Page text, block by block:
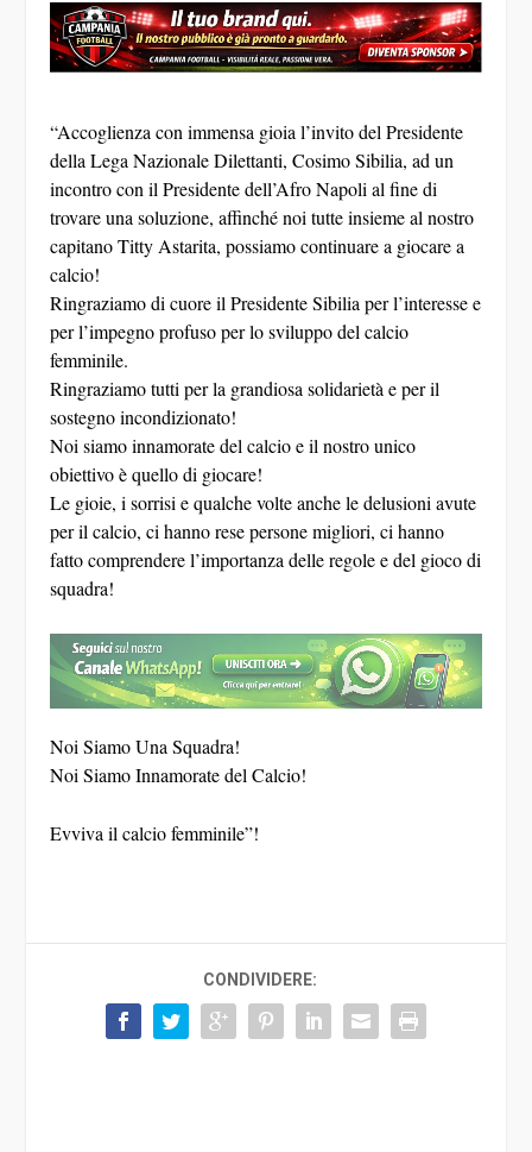
“Accoglienza con immensa gioia l’invito del Presidente
della Lega Nazionale Dilettanti, Cosimo Sibilia, ad un
incontro con il Presidente dell’Afro Napoli al fine di
trovare una soluzione, affinché noi tutte insieme al nostro
capitano Titty Astarita, possiamo continuare a giocare a
calcio!
Ringraziamo di cuore il Presidente Sibilia per l’interesse e
per l’impegno profuso per lo sviluppo del calcio
femminile.
Ringraziamo tutti per la grandiosa solidarietà e per il
sostegno incondizionato!
Noi siamo innamorate del calcio e il nostro unico
obiettivo è quello di giocare!
Le gioie, i sorrisi e qualche volte anche le delusioni avute
per il calcio, ci hanno rese persone migliori, ci hanno
fatto comprendere l’importanza delle regole e del gioco di
squadra!
Noi Siamo Una Squadra!
Noi Siamo Innamorate del Calcio!
Evviva il calcio femminile”!
CONDIVIDERE: